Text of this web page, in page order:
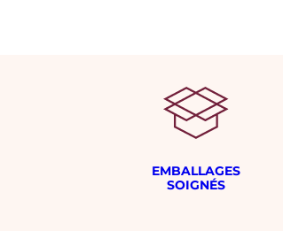
EMBALLAGES
SOIGNÉS